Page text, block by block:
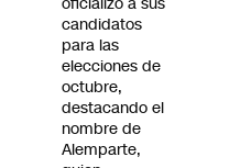
candidatos
para las
elecciones de
octubre,
destacando el
nombre de
Alemparte,